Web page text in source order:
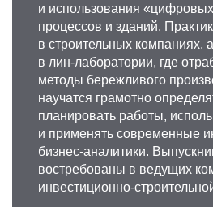
и использования
процессов и зданий.
в строительных компаниях,
в лин-лаборатории, где
методы бережливого
научатся грамотно
планировать работы,
и применять современные
бизнес-аналитики.
востребованы в ведущих
инвестиционно-